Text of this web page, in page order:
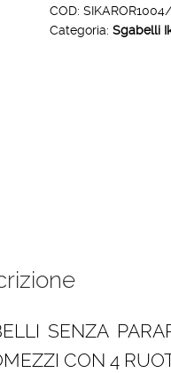
4
gradini
COD:
Categoria: Sgabelli
SENZA
CON 4